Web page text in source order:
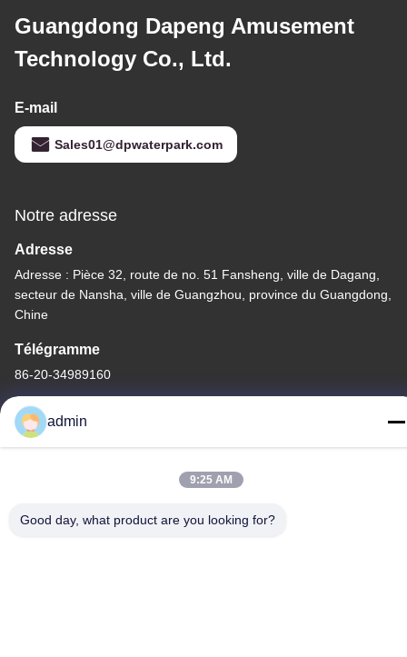
Guangdong Dapeng Amusement
Technology Co., Ltd.
E-mail
Sales01@dpwaterpark.com
Notre adresse
Adresse
Adresse : Pièce 32, route de no. 51 Fansheng, ville de Dagang,
secteur de Nansha, ville de Guangzhou, province du Guangdong,
Chine
Télégramme
86-20-34989160
Politique de confidentialité |
admin
9:25 AM
Good day, what product are you looking for?